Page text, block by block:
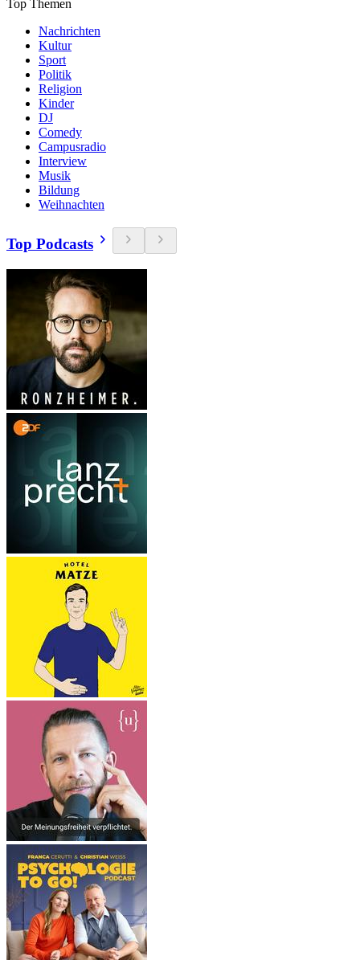
Top Themen
Nachrichten
Kultur
Sport
Politik
Religion
Kinder
DJ
Comedy
Campusradio
Interview
Musik
Bildung
Weihnachten
Top Podcasts